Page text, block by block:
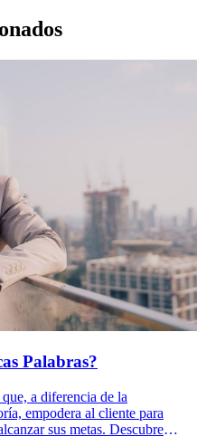
Palabras?
a diferencia de la
empodera al cliente para
sus metas. Descubre